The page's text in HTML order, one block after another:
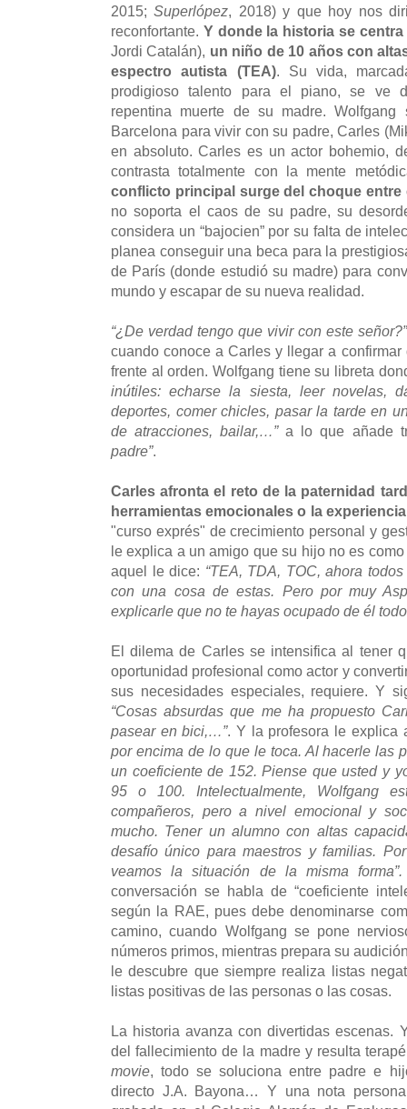
2015;Superlópez, 2018) y que hoy nos
reconfortante. Y donde la historia se
Jordi Catalán), un niño de 10 años con
espectro autista (TEA). Su vida,
prodigioso talento para el piano, se ve
repentina muerte de su madre.
Barcelona para vivir con su padre, Carles
en absoluto. Carles es un actor bohemio,
contrasta totalmente con la mente
conflicto principal surge del choque
no soporta el caos de su padre, su
considera un “bajocien” por su falta de
planea conseguir una beca para la
de París (donde estudió su madre) para
mundo y escapar de su nueva realidad.
“¿De verdad tengo que vivir con este señor?”
cuando conoce a Carles y llegar a
frente al orden. Wolfgang tiene su libreta
inútiles: echarse la siesta, leer novelas,
deportes, comer chicles, pasar la tarde en
de atracciones, bailar,…”a lo que añade
padre”.
Carles afronta el reto de la paternidad
herramientas emocionales o la
"curso exprés" de crecimiento personal y
le explica a un amigo que su hijo no es
aquel le dice: “TEA, TDA, TOC, ahora
con una cosa de estas. Pero por muy
explicarle que no te hayas ocupado de él
El dilema de Carles se intensifica al tener
oportunidad profesional como actor y
sus necesidades especiales, requiere. Y
“Cosas absurdas que me ha propuesto
pasear en bici,…”. Y la profesora le explica
por encima de lo que le toca. Al hacerle las
un coeficiente de 152. Piense que usted y
95 o 100. Intelectualmente, Wolfgang
compañeros, pero a nivel emocional y
mucho. Tener un alumno con altas
desafío único para maestros y familias.
veamos la situación de la misma
conversación se habla de “coeficiente
según la RAE, pues debe denominarse
camino, cuando Wolfgang se pone
números primos, mientras prepara su
le descubre que siempre realiza listas
listas positivas de las personas o las cosas.
La historia avanza con divertidas escenas.
del fallecimiento de la madre y resulta
movie, todo se soluciona entre padre e
directo J.A. Bayona… Y una nota